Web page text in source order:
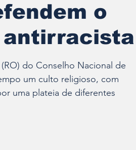
Afefé artigos e no o
antirracista
do Conselho Nacional de
um culto religioso, com
uma plateia de diferentes